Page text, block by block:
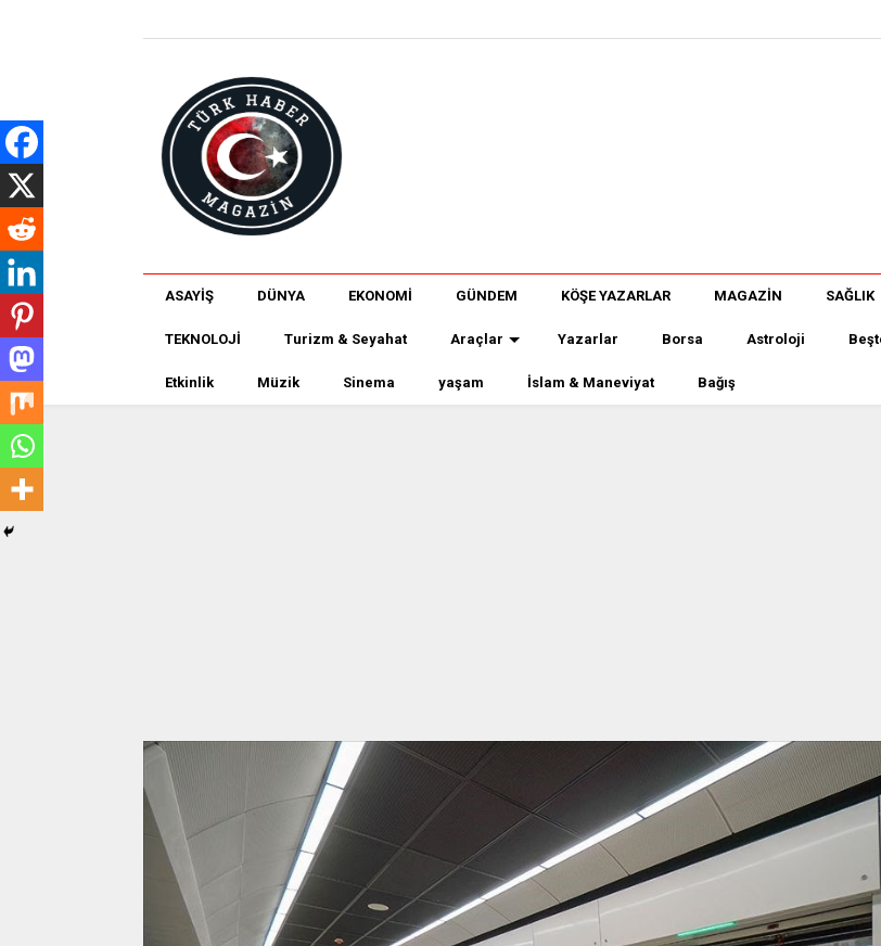
ASAYİŞ DÜNYA EKONOMİ GÜNDEM KÖŞE YAZARLAR MAGAZİN SAĞLIK
TEKNOLOJİ Turizm & Seyahat Araçlar Yazarlar Borsa Astroloji
Etkinlik Müzik Sinema yaşam İslam & Maneviyat Bağış